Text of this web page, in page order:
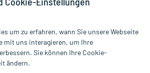
MwSt., ggf. zzgl. Versandkosten
Website werden ausschließlich für
um zu erfahren, wann Sie unsere Webseite
mit uns interagieren, um Ihre
Sie können Ihre Cookie-
ändern.